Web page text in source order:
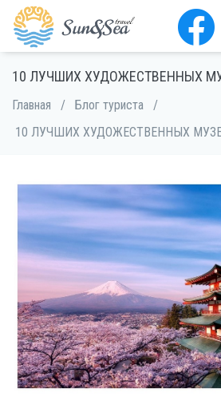
10 ЛУЧШИХ ХУДОЖЕСТВЕННЫХ
Главная / Блог туриста
/
10 ЛУЧШИХ ХУДОЖЕСТВЕННЫХ